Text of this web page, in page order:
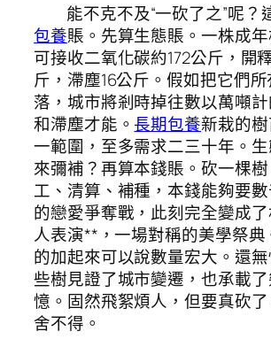
能不克不及“一砍了之”呢？
包養賬。先算生態賬。一株成
可接收二氧化碳約172公斤，開
斤，滯塵16公斤。假如把它們
落，城市將剎時掉往數以萬噸
和滯塵才能。 長期包養新栽的
一範圍，至多需求二三十年。生
來彌補？再算本錢賬。砍一棵
工、清算、補種，本錢能夠要
的戀愛爭奪戰，此刻完全變成
人表演**，一場對稱的美學祭典
的加起來可以說數量宏大。還
些樹見證了城市變遷，也承載
憶。固然飛絮煩人，但要真砍
舍不得。